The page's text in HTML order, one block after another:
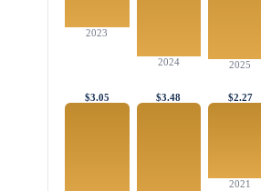
2025
2024
2023
$2.27
2021
$3.48
$3.05